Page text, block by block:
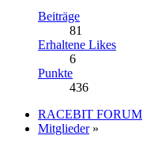
Beiträge
81
Erhaltene Likes
6
Punkte
436
RACEBIT FORUM
Mitglieder »